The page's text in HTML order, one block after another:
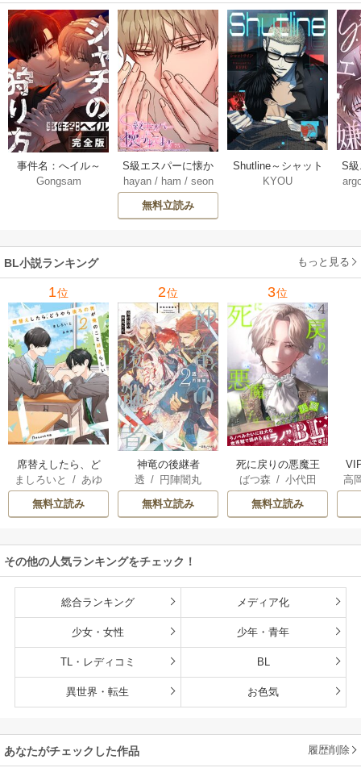
事件名：へイル～
シャチの狩り方～
Gongsam
S級エスパーに懐か
れてます【タテヨ
ミ】 75巻
hayan/ ham / seon
eedyou
無料立読み
Shutline～シャット
ライン～【タテヨ
KYOU
S
れ
BL小説ランキング もっと見る
1位
席替えしたら、ど
うやら後ろの男が
俺のこと好きらし
い
ましろいと /あゆ
河
無料立読み
2位
神竜の後継者
透 / 円陣闇丸
無料立読み
3位
死に戻りの悪魔王
子は、愛されるた
めの実験をはじめ
ることにした。
ばつ森 / 小代田
無料立読み
高
その他の人気ランキングをチェック！
総合ランキング メディア化
少女・女性 少年・青年
TL・レディコミ BL
異世界・転生 お色気
あなたがチェックした作品 履歴削除